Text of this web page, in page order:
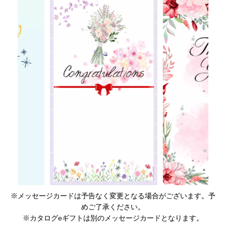
※メッセージカードは予告なく変更となる場合がございます。予
めご了承ください。
※カタログeギフトは別のメッセージカードとなります。